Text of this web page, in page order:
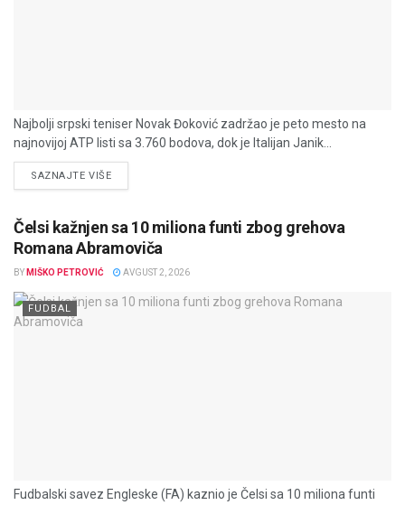
Najbolji srpski teniser Novak Đoković zadržao je peto mesto na
najnovijoj ATP listi sa 3.760 bodova, dok je Italijan Janik...
SAZNAJTE VIŠEDETAILS
Čelsi kažnjen sa 10 miliona funti zbog grehova
Romana Abramoviča
BY MIŠKO PETROVIĆ AVGUST 2, 2026
FUDBAL
Fudbalski savez Engleske (FA) kaznio je Čelsi sa 10 miliona funti